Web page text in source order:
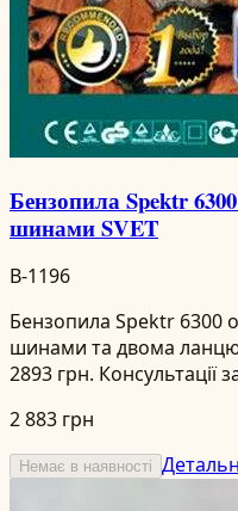
Бензопила Spektr
шинами SVET
B-1196
Бензопила Spektr
шинами та двома
2893 грн. Консультації
2 883 грн
Немає в наявності